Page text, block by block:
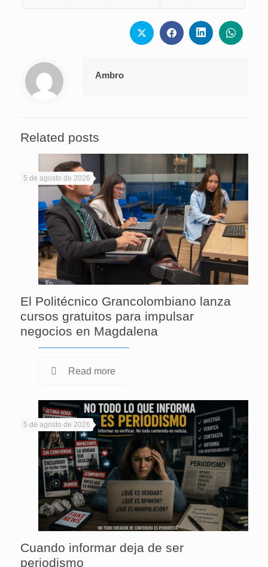
Ambro
Related posts
5 de agosto de 2026
El Politécnico Grancolombiano lanza
cursos gratuitos para impulsar
negocios en Magdalena
Read more
5 de agosto de 2026
Cuando informar deja de ser
periodismo